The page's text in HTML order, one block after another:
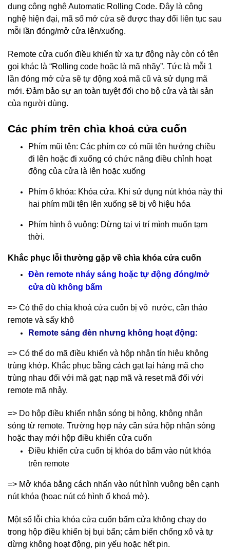
dụng công nghệ Automatic Rolling Code. Đây là công
nghệ hiện đại, mã số mở cửa sẽ được thay đổi liên tục sau
mỗi lần đóng/mở cửa lên/xuống.
Remote cửa cuốn điều khiển từ xa tự động này còn có tên
gọi khác là “Rolling code hoặc là mã nhãy”. Tức là mỗi 1
lần đóng mở cửa sẽ tự động xoá mã cũ và sử dụng mã
mới. Đảm bảo sự an toàn tuyệt đối cho bộ cửa và tài sản
của người dùng.
Các phím trên chìa khoá cửa cuốn
Phím mũi tên: Các phím cơ có mũi tên hướng chiều
đi lên hoặc đi xuống có chức năng điều chỉnh hoạt
động của cửa là lên hoặc xuống
Phím ổ khóa: Khóa cửa. Khi sử dụng nút khóa này thì
hai phím mũi tên lên xuống sẽ bị vô hiệu hóa
Phím hình ô vuông: Dừng tại vị trí mình muốn tạm
thời.
Khắc phục lỗi thường gặp về chìa khóa cửa cuốn
Đèn remote nháy sáng hoặc tự động đóng/mở
cửa dù không bấm
=> Có thể do chìa khoá cửa cuốn bị vô nước, cần tháo
remote và sấy khô
Remote sáng đèn nhưng không hoạt động:
=> Có thể do mã điều khiển và hộp nhận tín hiệu không
trùng khớp. Khắc phục bằng cách gạt lại hàng mã cho
trùng nhau đối với mã gạt; nạp mã và reset mã đối với
remote mã nhảy.
=> Do hộp điều khiển nhận sóng bị hỏng, không nhận
sóng từ remote. Trường hợp này cần sửa hộp nhận sóng
hoặc thay mới hộp điều khiển cửa cuốn
Điều khiển cửa cuốn bị khóa do bấm vào nút khóa
trên remote
=> Mở khóa bằng cách nhấn vào nút hình vuông bên cạnh
nút khóa (hoạc nút có hình ổ khoá mở).
Một số lỗi chìa khóa cửa cuốn bấm cửa không chạy do
trong hộp điều khiển bị bụi bẩn; cảm biến chống xô và tự
dừng không hoạt động, pin yếu hoặc hết pin.